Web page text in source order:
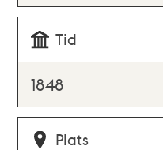
Tid
1848
Plats